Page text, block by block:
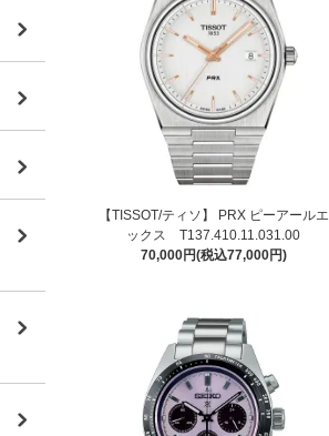
【TISSOT/ティソ】 PRX ピーアールエ
ックス T137.410.11.031.00
70,000円(税込77,000円)